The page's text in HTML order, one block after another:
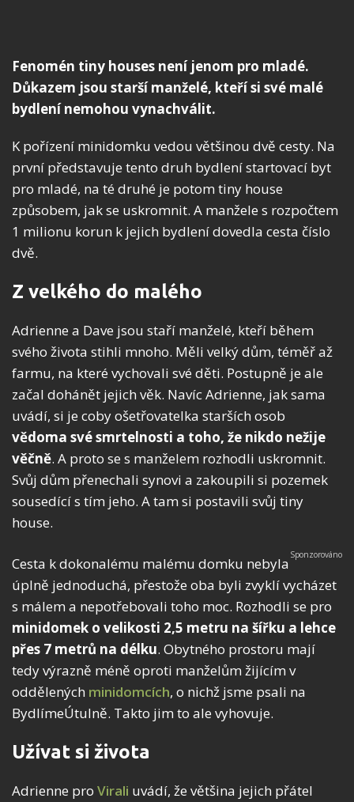
Fenomén tiny houses není jenom pro mladé.
Důkazem jsou starší manželé, kteří si své malé
bydlení nemohou vynachválit.
K pořízení minidomku vedou většinou dvě cesty. Na
první představuje tento druh bydlení startovací byt
pro mladé, na té druhé je potom tiny house
způsobem, jak se uskromnit. A manžele s rozpočtem
1 milionu korun k jejich bydlení dovedla cesta číslo
dvě.
Z velkého do malého
Adrienne a Dave jsou staří manželé, kteří během
svého života stihli mnoho. Měli velký dům, téměř až
farmu, na které vychovali své děti. Postupně je ale
začal dohánět jejich věk. Navíc Adrienne, jak sama
uvádí, si je coby ošetřovatelka starších osob
vědoma své smrtelnosti a toho, že nikdo nežije
věčně. A proto se s manželem rozhodli uskromnit.
Svůj dům přenechali synovi a zakoupili si pozemek
sousedící s tím jeho. A tam si postavili svůj tiny
house.
Cesta k dokonalému malému domku nebyla
úplně jednoduchá, přestože oba byli zvyklí vycházet
s málem a nepotřebovali toho moc. Rozhodli se pro
minidomek o velikosti 2,5 metru na šířku a lehce
přes 7 metrů na délku. Obytného prostoru mají
tedy výrazně méně oproti manželům žijícím v
oddělených minidomcích, o nichž jsme psali na
BydlímeÚtulně. Takto jim to ale vyhovuje.
Užívat si života
Adrienne pro Virali uvádí, že většina jejich přátel